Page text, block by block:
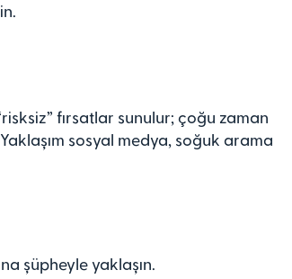
fırsatlar sunulur; çoğu zaman
Yaklaşım sosyal medya, soğuk arama
şüpheyle yaklaşın.